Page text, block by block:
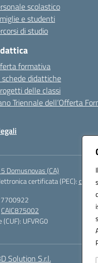
scolastico
e studenti
di studio
formativa
schede didattiche
delle classi
Triennale dell’Offerta
Domusnovas (CA)
certificata (PEC):
CAIC875002
UFVRG0
Solution S.r.l.